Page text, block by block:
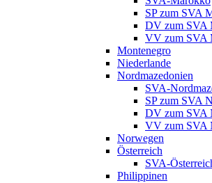
SP zum SVA
DV zum SVA
VV zum SVA
Montenegro
Niederlande
Nordmazedonien
SVA-
SP zum SVA
DV zum SVA
VV zum SVA
Norwegen
Österreich
SVA-
Philippinen